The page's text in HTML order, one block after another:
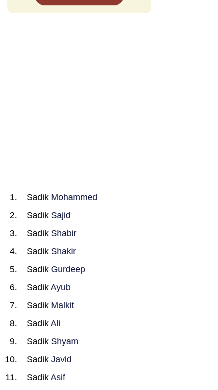
Sadik Mohammed
Sadik Sajid
Sadik Shabir
Sadik Shakir
Sadik Gurdeep
Sadik Ayub
Sadik Malkit
Sadik Ali
Sadik Shyam
Sadik Javid
Sadik Asif